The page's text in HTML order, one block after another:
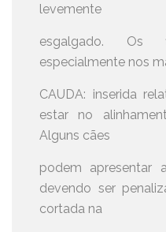
levemente
esgalgado. Os
especialmente nos
CAUDA: inserida
estar no
Alguns cães
podem apresentar
devendo ser
cortada na